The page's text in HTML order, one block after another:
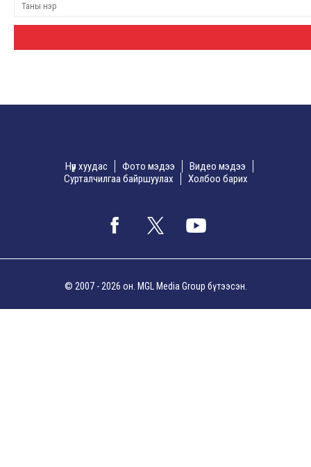
Нүүр хуудас Фото мэдээ
Видео мэдээ
Сурталчилгаа байршуулах
Холбоо барих
© 2007 - 2026 он. MGL Media Group бүтээсэн.